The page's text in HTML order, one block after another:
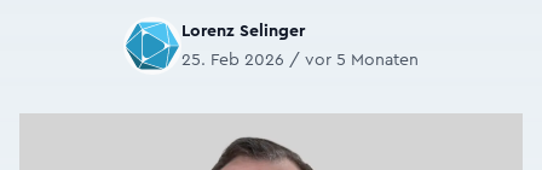
Lorenz Selinger
25. Feb 2026 / vor 5 Monaten